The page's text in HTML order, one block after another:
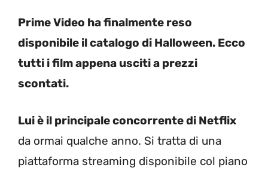
Prime Video ha finalmente reso
disponibile il catalogo di Halloween. Ecco
tutti i film appena usciti a prezzi
scontati.
Lui è il principale concorrente di Netflix
da ormai qualche anno. Si tratta di una
piattaforma streaming disponibile col piano